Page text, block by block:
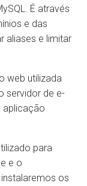
É através
e das
aliases e limitar
web utilizada
servidor de e-
aplicação
para
e o
os